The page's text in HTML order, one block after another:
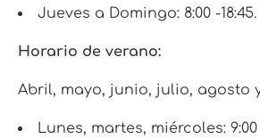
Jueves a Domingo: 8:00 -18:45.
Horario de verano:
Abril, mayo, junio, julio, agosto
Lunes, martes, miércoles: 9:00